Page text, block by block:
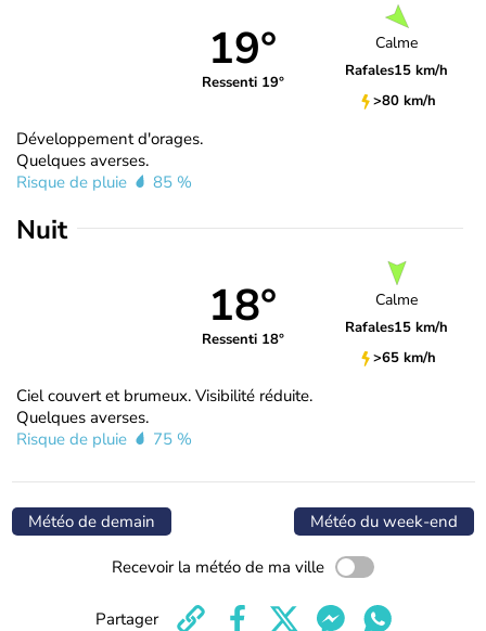
19°
Ressenti 19°
Calme
Rafales15 km/h
>80 km/h
Développement d'orages.
Quelques averses.
Risque de pluie
85 %
Nuit
18°
Ressenti 18°
Calme
Rafales15 km/h
>65 km/h
Ciel couvert et brumeux. Visibilité réduite.
Quelques averses.
Risque de pluie
75 %
Météo de demain Météo du week-end
Recevoir la météo de ma ville
Partager